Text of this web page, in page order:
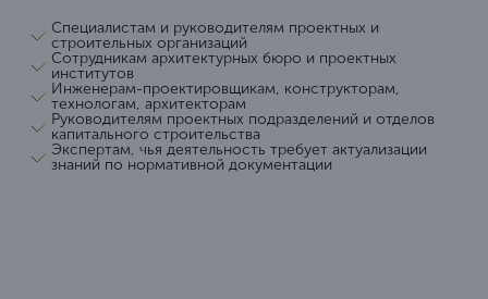
Специалистам и руководителям проектных и
строительных организаций
Сотрудникам архитектурных бюро и проектных
институтов
Инженерам-проектировщикам, конструкторам,
технологам, архитекторам
Руководителям проектных подразделений и отделов
капитального строительства
Экспертам, чья деятельность требует актуализации
знаний по нормативной документации